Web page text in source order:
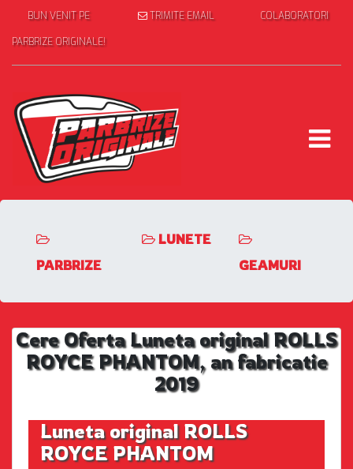
BUN VENIT PE
PARBRIZE ORIGINALE!
TRIMITE EMAIL COLABORATORI
PARBRIZE
LUNETE
GEAMURI
Cere Oferta Luneta original ROLLS
ROYCE PHANTOM, an fabricatie
2019
Luneta original ROLLS
ROYCE PHANTOM